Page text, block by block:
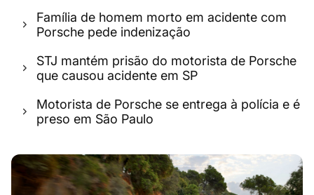
Família de homem morto em acidente com
Porsche pede indenização
STJ mantém prisão do motorista de Porsche
que causou acidente em SP
Motorista de Porsche se entrega à polícia e é
preso em São Paulo